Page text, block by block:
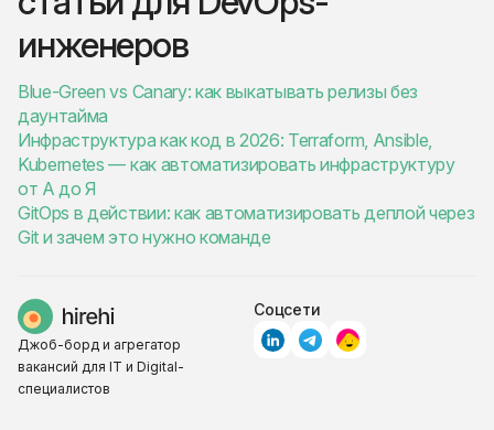
инженеров
Blue-Green vs Canary: как выкатывать релизы без
даунтайма
Инфраструктура как код в 2026: Terraform, Ansible,
Kubernetes — как автоматизировать инфраструктуру
от А до Я
GitOps в действии: как автоматизировать деплой через
Git и зачем это нужно команде
Джоб-борд и агрегатор
вакансий для IT и Digital-
специалистов
Соцсети